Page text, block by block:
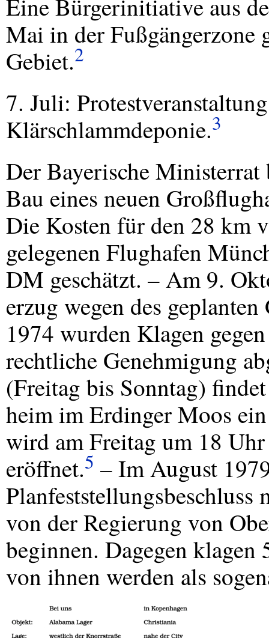
Eine Bürgerinitiative aus
Mai in der Fußgängerzone
Gebiet.2
7. Juli:
Klärschlammdeponie.3
Der Bayerische Ministerrat
Bau eines neuen
Die Kosten für den 28 km
gelegenen Flughafen
DM geschätzt. – Am 9.
erzug wegen des
1974 wurden Klagen
rechtliche Genehmigung
(Freitag bis Sonntag)
heim im Erdinger Moos
wird am Freitag um 18
eröffnet.5 – Im August
von der Regierung von
beginnen. Dagegen
von ihnen werden als